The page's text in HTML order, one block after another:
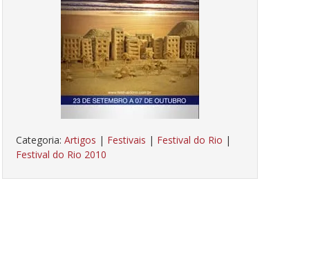
Categoria: Artigos | Festivais | Festival do Rio |
Festival do Rio 2010